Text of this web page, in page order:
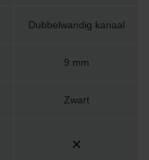
Dubbelwandig kanaal
9 mm
Zwart